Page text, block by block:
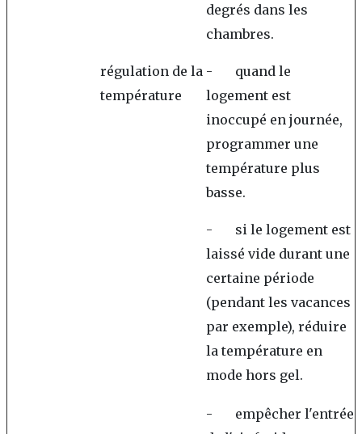
régulation de la
température
degrés dans les
chambres.
- quand le
logement est
inoccupé en journée,
programmer une
température plus
basse.
- si le logement est
laissé vide durant une
certaine période
(pendant les vacances
par exemple), réduire
la température en
mode hors gel.
- empêcher l'entrée